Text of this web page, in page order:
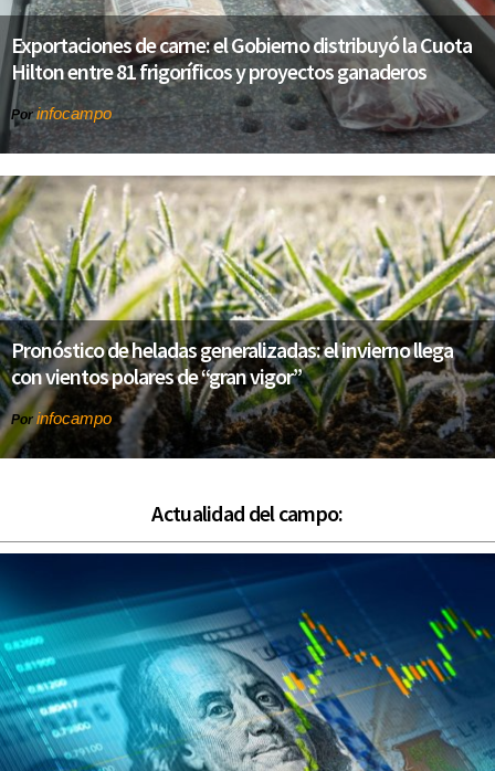
Exportaciones de carne: el Gobierno distribuyó la Cuota
Hilton entre 81 frigoríficos y proyectos ganaderos
Porinfocampo
Pronóstico de heladas generalizadas: el invierno llega
con vientos polares de “gran vigor”
Por infocampo
Actualidad del campo: